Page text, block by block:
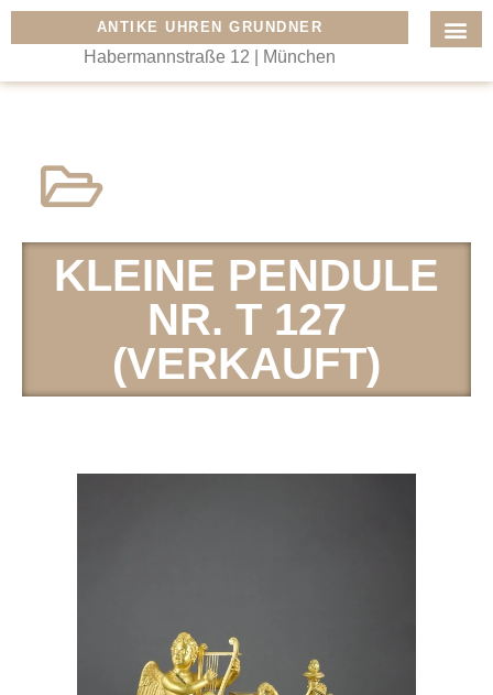
ANTIKE UHREN GRUNDNER
Habermannstraße 12 | München
KLEINE PENDULE
NR. T 127
(VERKAUFT)